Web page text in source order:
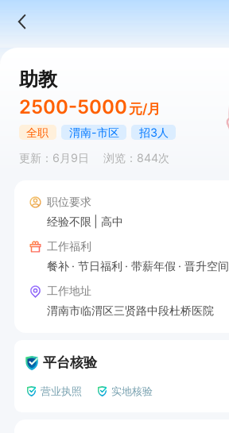
助教
2500-5000 元/月
全职 渭南-市区
招3人
更新：6月9日
浏览：844次
职位要求
经验不限
高中
工作福利
餐补
节日福利 带薪年假
晋升空间
工作地址
渭南市临渭区三贤路中段杜桥医院
平台核验
营业执照 实地核验